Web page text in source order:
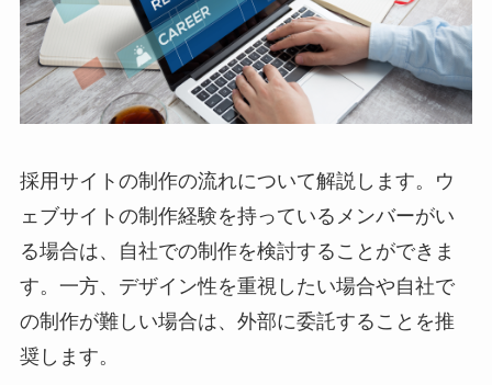
採用サイトの制作の流れについて解説します。ウ
ェブサイトの制作経験を持っているメンバーがい
る場合は、自社での制作を検討することができま
す。一方、デザイン性を重視したい場合や自社で
の制作が難しい場合は、外部に委託することを推
奨します。